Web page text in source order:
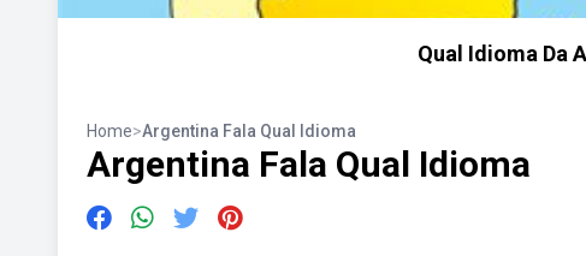
Qual Idioma Da
Home>Argentina Fala Qual Idioma
Argentina Fala Qual Idioma